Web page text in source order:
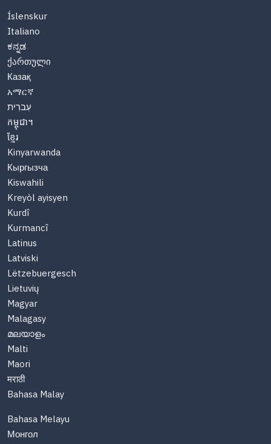
Íslenskur
Italiano
ಕನ್ನಡ
ქართული
Казақ
አማርኛ
עִברִית
កម្ពុជា។
ខ្មែរ
Kinyarwanda
Кыргызча
Kiswahili
Kreyòl ayisyen
Kurdî
Kurmancî
Latinus
Latviski
Lëtzebuergesch
Lietuvių
Magyar
Malagasy
മലയാളം
Malti
Maori
मराठी
Bahasa Malay
Bahasa Melayu
Монгол